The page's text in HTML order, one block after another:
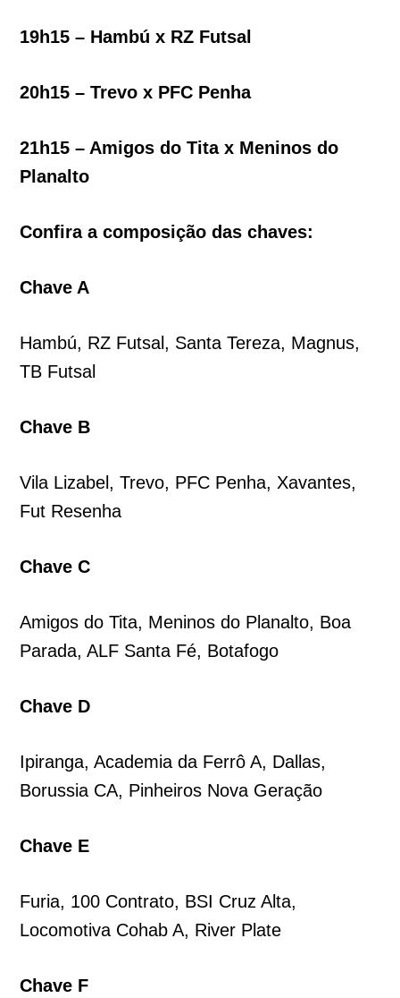
19h15 – Hambú x RZ Futsal
20h15 – Trevo x PFC Penha
21h15 – Amigos do Tita x Meninos do
Planalto
Confira a composição das chaves:
Chave A
Hambú, RZ Futsal, Santa Tereza, Magnus,
TB Futsal
Chave B
Vila Lizabel, Trevo, PFC Penha, Xavantes,
Fut Resenha
Chave C
Amigos do Tita, Meninos do Planalto, Boa
Parada, ALF Santa Fé, Botafogo
Chave D
Ipiranga, Academia da Ferrô A, Dallas,
Borussia CA, Pinheiros Nova Geração
Chave E
Furia, 100 Contrato, BSI Cruz Alta,
Locomotiva Cohab A, River Plate
Chave F